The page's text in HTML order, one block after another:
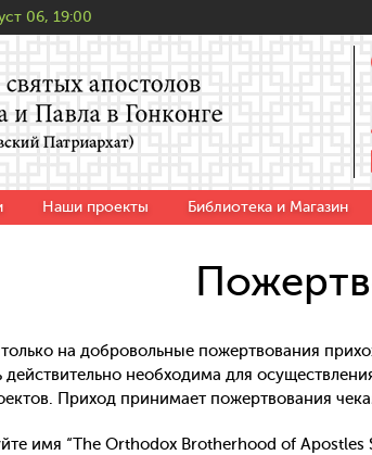
06, 19:00
Наши проекты Библиотека и Магазин
на добровольные пожертвования
необходима для
Приход принимает пожертвования
имя “The Orthodox Brotherhood of